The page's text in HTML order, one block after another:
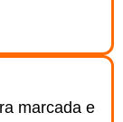
marcada e